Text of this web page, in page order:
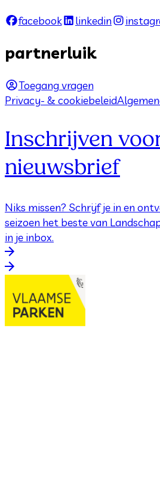
facebook linkedin
partnerluik
Toegang vragen
Privacy- & cookiebeleid
Inschrijven
nieuwsbrief
Niks missen? Schrijf je in en
seizoen het beste van
in je inbox.